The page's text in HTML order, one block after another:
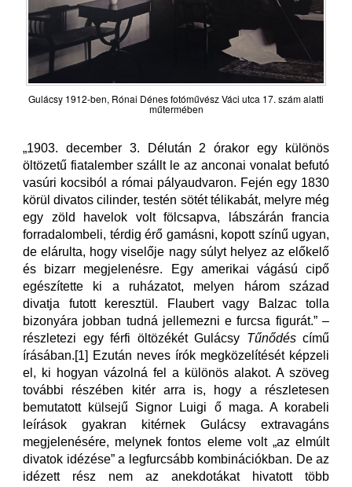
Gulácsy 1912-ben, Rónai Dénes fotóművész Váci utca 17. szám alatti
műtermében
„1903. december 3. Délután 2 órakor egy különös
öltözetű fiatalember szállt le az anconai vonalat befutó
vasúri kocsiból a római pályaudvaron. Fején egy 1830
körül divatos cilinder, testén sötét télikabát, melyre még
egy zöld havelok volt fölcsapva, lábszárán francia
forradalombeli, térdig érő gamásni, kopott színű ugyan,
de elárulta, hogy viselője nagy súlyt helyez az előkelő
és bizarr megjelenésre. Egy amerikai vágású cipő
egészítette ki a ruházatot, melyen három század
divatja futott keresztül. Flaubert vagy Balzac tolla
bizonyára jobban tudná jellemezni e furcsa figurát.” –
részletezi egy férfi öltözékét Gulácsy Tűnődéscímű
írásában.[1] Ezután neves írók megközelítését képzeli
el, ki hogyan vázolná fel a különös alakot. A szöveg
további részében kitér arra is, hogy a részletesen
bemutatott külsejű Signor Luigi ő maga. A korabeli
leírások gyakran kitérnek Gulácsy extravagáns
megjelenésére, melynek fontos eleme volt „az elmúlt
divatok idézése” a legfurcsább kombinációkban. De az
idézett rész nem az anekdotákat hivatott több